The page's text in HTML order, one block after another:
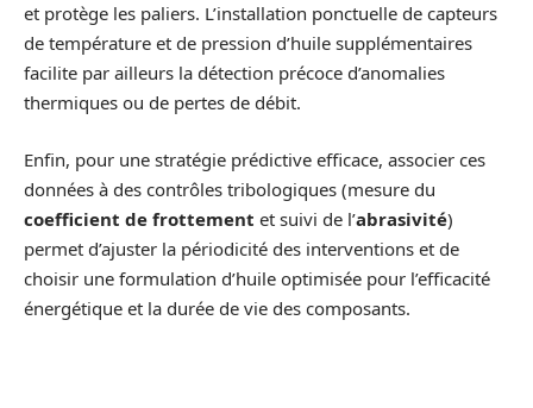
et protège les paliers. L’installation ponctuelle de capteurs
de température et de pression d’huile supplémentaires
facilite par ailleurs la détection précoce d’anomalies
thermiques ou de pertes de débit.
Enfin, pour une stratégie prédictive efficace, associer ces
données à des contrôles tribologiques (mesure du
coefficient de frottement et suivi de l’abrasivité)
permet d’ajuster la périodicité des interventions et de
choisir une formulation d’huile optimisée pour l’efficacité
énergétique et la durée de vie des composants.